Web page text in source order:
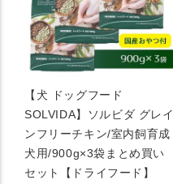
【犬 ドッグフード
SOLVIDA】ソルビダ グレイ
ンフリーチキン/室内飼育成
犬用/900g×3袋まとめ買い
セット【ドライフード】